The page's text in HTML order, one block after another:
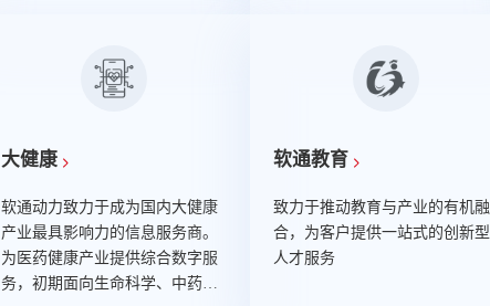
客户提供高级市场策略运营、高
研发、IT层深度渗透，逐步发展
业务需求为主，同步覆盖企业运
营、研发、IT等多层次多维度业
务。通过“研发+产品+服务”模式
驱动，加速零售快消行业客户数
大健康
软通动力致力于成为国内大健康
产业最具影响力的信息服务商。
为医药健康产业提供综合数字服
务，初期面向生命科学、中药、
软通教育
致力于推动教育与产业的有机融
合，为客户提供一站式的创新型
人才服务